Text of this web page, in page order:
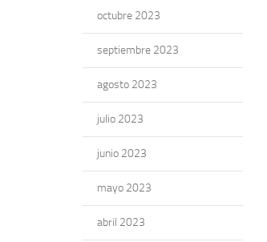
octubre 2023
septiembre 2023
agosto 2023
julio 2023
junio 2023
mayo 2023
abril 2023